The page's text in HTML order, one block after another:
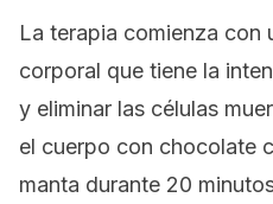
La terapia comienza con
corporal que tiene la
y eliminar las células
el cuerpo con chocolate
manta durante 20